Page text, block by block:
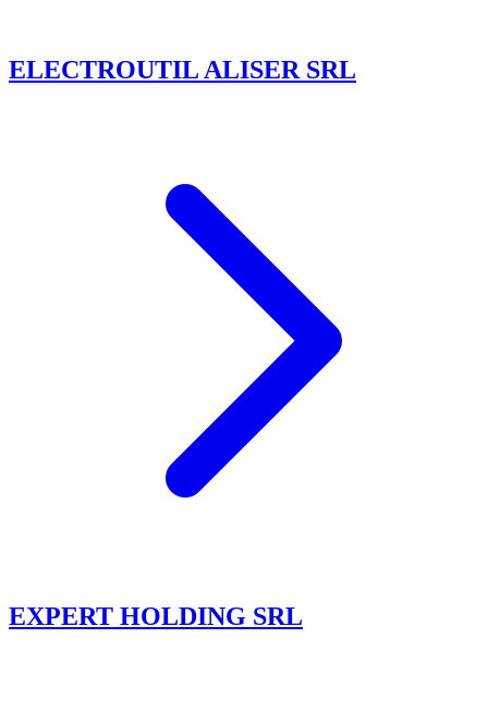
ELECTROUTIL ALISER SRL
EXPERT HOLDING SRL